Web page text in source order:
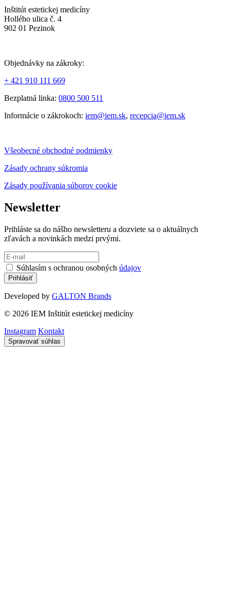
Inštitút estetickej medicíny
Hollého ulica č. 4
902 01 Pezinok
Objednávky na zákroky:
+ 421 910 111 669
Bezplatná linka: 0800 500 511
Informácie o zákrokoch: iem@iem.sk, recepcia@iem.sk
Všeobecné obchodné podmienky
Zásady ochrany súkromia
Zásady používania súborov cookie
Newsletter
Prihláste sa do nášho newsletteru a dozviete sa o aktuálnych
zľavách a novinkách medzi prvými.
Súhlasím s ochranou osobných údajov
Developed by GALTON Brands
© 2026 IEM Inštitút estetickej medicíny
Instagram Kontakt
Spravovať súhlas